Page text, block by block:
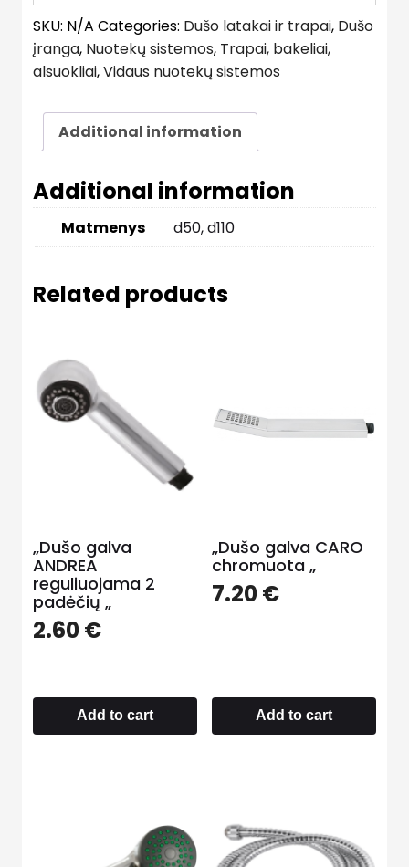
SKU: N/A Categories: Dušo latakai ir trapai, Dušo
įranga, Nuotekų sistemos, Trapai, bakeliai,
alsuokliai,Vidaus nuotekų sistemos
Additional information
Additional information
Matmenys d50, d110
Related products
„Dušo galva
ANDREA
reguliuojama 2
padėčių „
2.60€
Add to cart
„Dušo galva CARO
chromuota „
7.20€
Add to cart